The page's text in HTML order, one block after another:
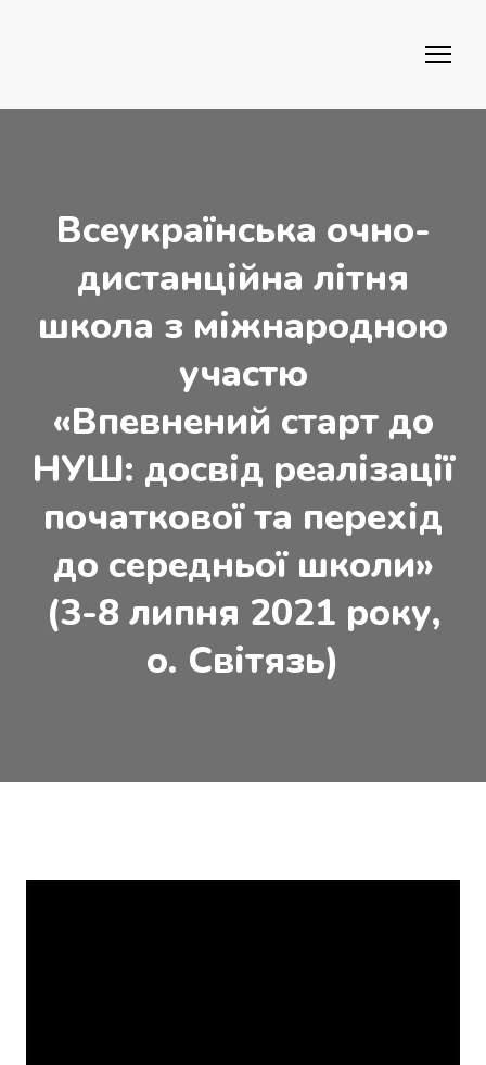
Всеукраїнська очно-
дистанційна літня
школа з міжнародною
участю
«Впевнений старт до
НУШ: досвід реалізації
початкової та перехід
до середньої школи»
(3-8 липня 2021 року,
о. Світязь)